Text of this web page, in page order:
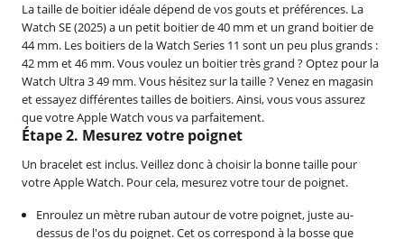
La taille de boitier idéale dépend de vos gouts et préférences. La
Watch SE (2025) a un petit boitier de 40 mm et un grand boitier de
44 mm. Les boitiers de la Watch Series 11 sont un peu plus grands :
42 mm et 46 mm. Vous voulez un boitier très grand ? Optez pour la
Watch Ultra 3 49 mm. Vous hésitez sur la taille ? Venez en magasin
et essayez différentes tailles de boitiers. Ainsi, vous vous assurez
que votre Apple Watch vous va parfaitement.
Étape 2. Mesurez votre poignet
Un bracelet est inclus. Veillez donc à choisir la bonne taille pour
votre Apple Watch. Pour cela, mesurez votre tour de poignet.
Enroulez un mètre ruban autour de votre poignet, juste au-
dessus de l'os du poignet. Cet os correspond à la bosse que